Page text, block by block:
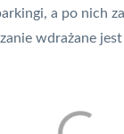
a po nich
wdrażane